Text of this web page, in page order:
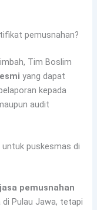
pemusnahan?
Tim Boslim
yang dapat
kepada
audit
puskesmas di
jasa pemusnahan
di Pulau Jawa, tetapi